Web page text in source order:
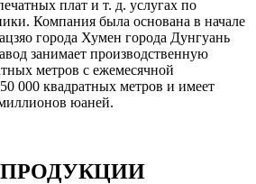
плат и т. д. услугах по
Компания была основана в начале
города Хумен города Дунгуань
занимает производственную
метров с ежемесячной
000 квадратных метров и имеет
юаней.